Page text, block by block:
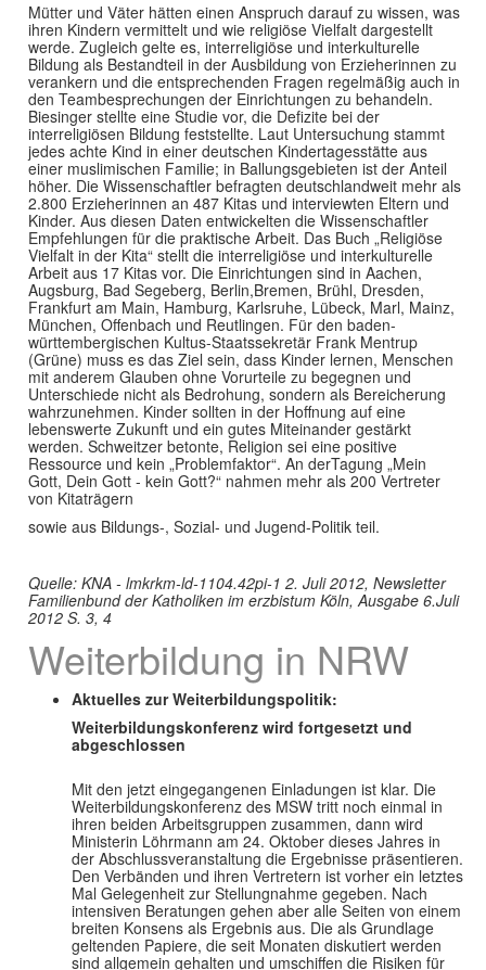
Mütter und Väter hätten einen Anspruch darauf zu wissen, was
ihren Kindern vermittelt und wie religiöse Vielfalt dargestellt
werde. Zugleich gelte es, interreligiöse und interkulturelle
Bildung als Bestandteil in der Ausbildung von Erzieherinnen zu
verankern und die entsprechenden Fragen regelmäßig auch in
den Teambesprechungen der Einrichtungen zu behandeln.
Biesinger stellte eine Studie vor, die Defizite bei der
interreligiösen Bildung feststellte. Laut Untersuchung stammt
jedes achte Kind in einer deutschen Kindertagesstätte aus
einer muslimischen Familie; in Ballungsgebieten ist der Anteil
höher. Die Wissenschaftler befragten deutschlandweit mehr als
2.800 Erzieherinnen an 487 Kitas und interviewten Eltern und
Kinder. Aus diesen Daten entwickelten die Wissenschaftler
Empfehlungen für die praktische Arbeit. Das Buch „Religiöse
Vielfalt in der Kita“ stellt die interreligiöse und interkulturelle
Arbeit aus 17 Kitas vor. Die Einrichtungen sind in Aachen,
Augsburg, Bad Segeberg, Berlin,Bremen, Brühl, Dresden,
Frankfurt am Main, Hamburg, Karlsruhe, Lübeck, Marl, Mainz,
München, Offenbach und Reutlingen. Für den baden-
württembergischen Kultus-Staatssekretär Frank Mentrup
(Grüne) muss es das Ziel sein, dass Kinder lernen, Menschen
mit anderem Glauben ohne Vorurteile zu begegnen und
Unterschiede nicht als Bedrohung, sondern als Bereicherung
wahrzunehmen. Kinder sollten in der Hoffnung auf eine
lebenswerte Zukunft und ein gutes Miteinander gestärkt
werden. Schweitzer betonte, Religion sei eine positive
Ressource und kein „Problemfaktor“. An derTagung „Mein
Gott, Dein Gott - kein Gott?“ nahmen mehr als 200 Vertreter
von Kitaträgern
sowie aus Bildungs-, Sozial- und Jugend-Politik teil.
Quelle: KNA - lmkrkm-ld-1104.42pi-1 2. Juli 2012, Newsletter
Familienbund der Katholiken im erzbistum Köln, Ausgabe 6.Juli
2012 S. 3, 4
Weiterbildung in NRW
Aktuelles zur Weiterbildungspolitik:
Weiterbildungskonferenz wird fortgesetzt und
abgeschlossen
Mit den jetzt eingegangenen Einladungen ist klar. Die
Weiterbildungskonferenz des MSW tritt noch einmal in
ihren beiden Arbeitsgruppen zusammen, dann wird
Ministerin Löhrmann am 24. Oktober dieses Jahres in
der Abschlussveranstaltung die Ergebnisse präsentieren.
Den Verbänden und ihren Vertretern ist vorher ein letztes
Mal Gelegenheit zur Stellungnahme gegeben. Nach
intensiven Beratungen gehen aber alle Seiten von einem
breiten Konsens als Ergebnis aus. Die als Grundlage
geltenden Papiere, die seit Monaten diskutiert werden
sind allgemein gehalten und umschiffen die Risiken für